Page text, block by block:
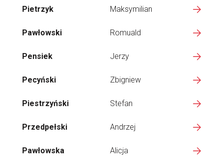
Pietrzyk Maksymilian
Pawłowski Romuald
Pensiek Jerzy
Pecyński Zbigniew
Piestrzyński Stefan
Przedpełski Andrzej
Pawłowska Alicja